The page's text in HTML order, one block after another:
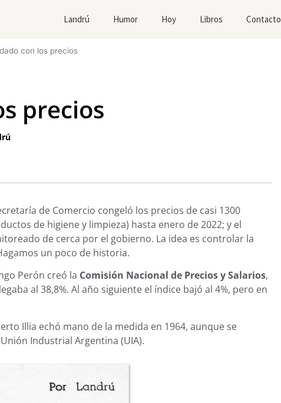
Landrú Humor Hoy Libros Contacto
con los precios
precios
de Comercio congeló los precios de casi 1300
de higiene y limpieza) hasta enero de 2022; y el
de cerca por el gobierno. La idea es controlar la
un poco de historia.
Perón creó la Comisión Nacional de Precios y Salarios,
al 38,8%. Al año siguiente el índice bajó al 4%, pero en
Illia echó mano de la medida en 1964, aunque se
Industrial Argentina (UIA).